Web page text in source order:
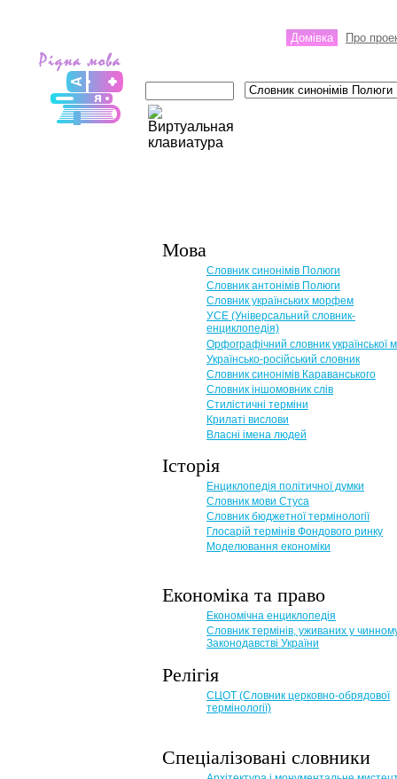
Домівка Про
Мова
Словник синонімів Полюги
Словник антонімів Полюги
Словник українських морфем
УСЕ (Універсальний словник-
енциклопедія)
Орфографічний словник української
Українсько-російський словник
Словник синонімів Караванського
Словник іншомовник слів
Стилістичні терміни
Крилаті вислови
Власні імена людей
Історія
Енциклопедія політичної думки
Словник мови Стуса
Словник бюджетної термінології
Глосарій термінів Фондового ринку
Моделювання економіки
Економіка та право
Eкономічна енциклопедія
Словник термінів, уживаних у
Законодавстві України
Релігія
СЦОТ (Словник церковно-обрядової
термінології)
Спеціалізовані словники